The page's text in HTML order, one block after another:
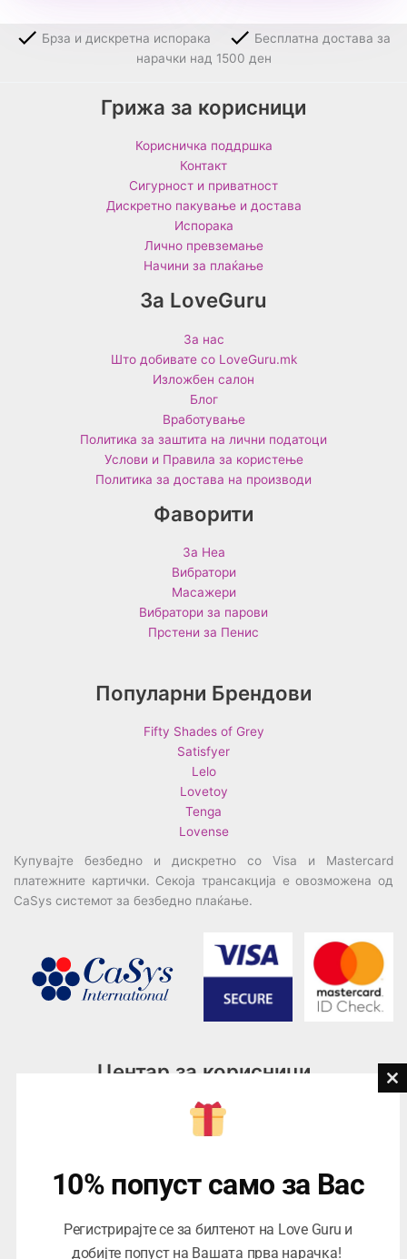
Брза и дискретна испорака
Бесплатна достава за
нарачки над 1500 ден
Грижа за корисници
Корисничка поддршка
Контакт
Сигурност и приватност
Дискретно пакување и достава
Испорака
Лично превземање
Начини за плаќање
За LoveGuru
За нас
Што добивате со LoveGuru.mk
Изложбен салон
Блог
Вработување
Политика за заштита на лични податоци
Услови и Правила за користење
Политика за достава на производи
Фаворити
За Неа
Вибратори
Масажери
Вибратори за парови
Прстени за Пенис
Популарни Брендови
Fifty Shades of Grey
Satisfyer
Lelo
Lovetoy
Tenga
Lovense
Купувајте безбедно и дискретно со Visa и Mastercard
платежните картички. Секоја трансакција е овозможена од
CaSys системот за безбедно плаќање.
Центар за корисници
076945497; 076945498
contact@loveguru.mk
Саб – Нед: 10-18
10% попуст само за Вас
Регистрирајте се за билтенот на Love Guru и
добијте попуст на Вашата прва нарачка!